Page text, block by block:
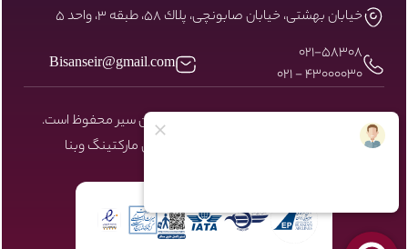
خيابان بهشتى، خيابان صابونچى، پلاك ٥٨، طبقه ٣، واحد ٥
۰۲۱-58308
43000030 - 021
Bisanseir@gmail.com
کلیه حقوق مادی و معنوی سایت نزد بیسان سیر محفوظ است.
طراحی و توسعه توسط شرکت دیجیتال مارکتینگوبنا